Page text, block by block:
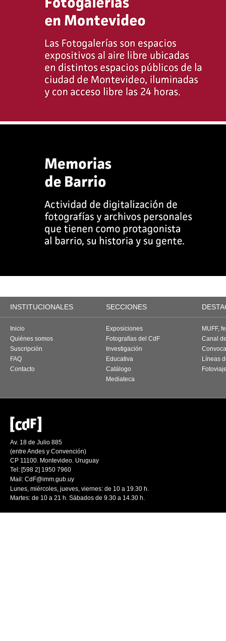
INSTITUCIONALES SECCIONES
Inicio
Quiénes somos
Suscripción
FAQ
Contacto
Exposiciones
Fotografías del CdF
Investigación
Educativa
Catálogo
Mediateca
MUFF,
Canal
Líneas
Av. 18 de Julio 885
(entre Andes y Convención)
CP 11100. Montevideo. Uruguay
Tel: [598 2] 1950 7960
Mail: CdF@imm.gub.uy
Lunes, miércoles, jueves, viernes: de 10 a 19.30 h.
Martes: de 10 a 21 h. Sábados de 9.30 a 14.30 h.